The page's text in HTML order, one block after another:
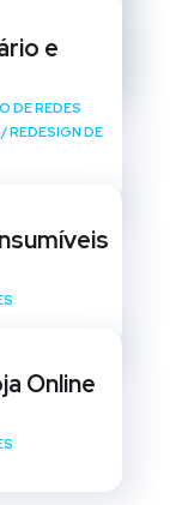
e
DE REDES
/REDESIGN DE
Online